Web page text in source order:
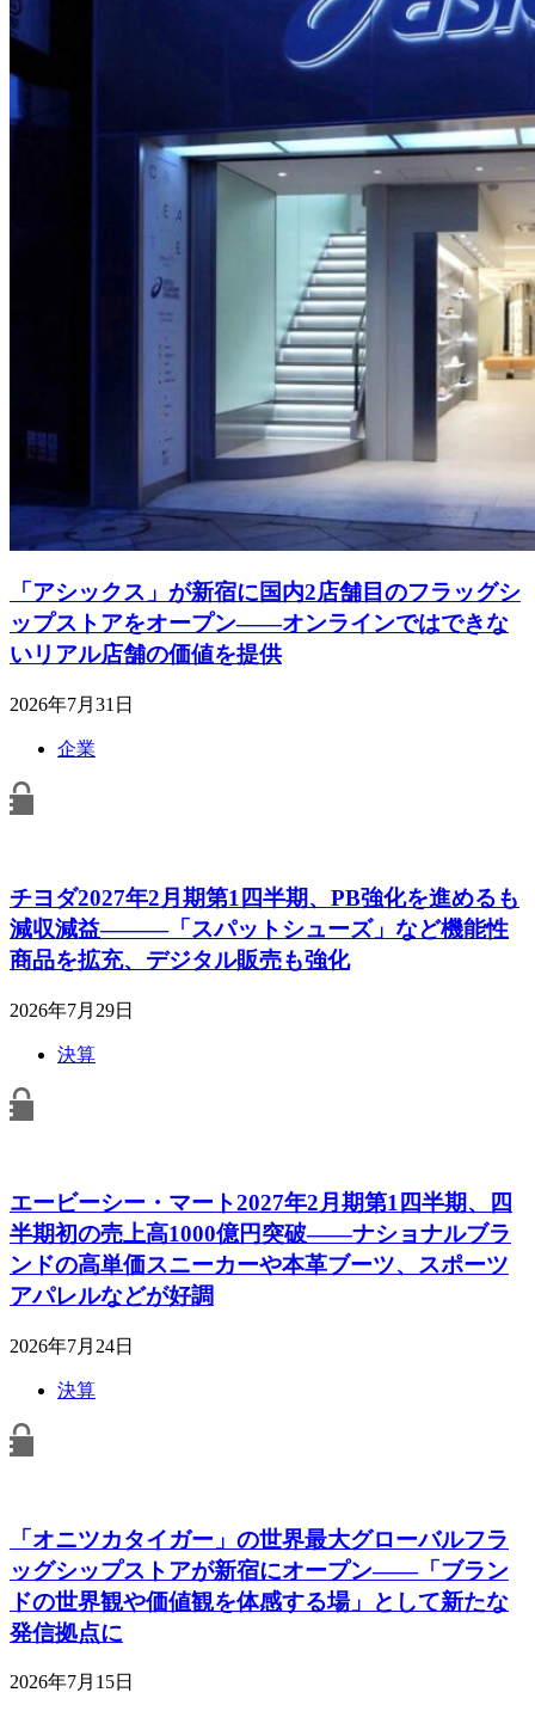
「アシックス」が新宿に国内2店舗目のフラッグシ
ップストアをオープン――オンラインではできな
いリアル店舗の価値を提供
2026年7月31日
企業
チヨダ2027年2月期第1四半期、PB強化を進めるも
減収減益―――「スパットシューズ」など機能性
商品を拡充、デジタル販売も強化
2026年7月29日
決算
エービーシー・マート2027年2月期第1四半期、四
半期初の売上高1000億円突破――ナショナルブラ
ンドの高単価スニーカーや本革ブーツ、スポーツ
アパレルなどが好調
2026年7月24日
決算
「オニツカタイガー」の世界最大グローバルフラ
ッグシップストアが新宿にオープン――「ブラン
ドの世界観や価値観を体感する場」として新たな
発信拠点に
2026年7月15日